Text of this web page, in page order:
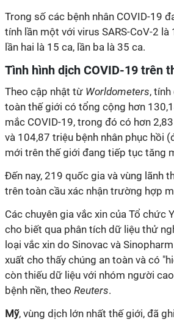
Trong số các bệnh nhân COVID-19
tính lần một với virus SARS-CoV-2
lần hai là 15 ca, lần ba là 35 ca.
Tình hình dịch COVID-19 trên
Theo cập nhật từ Worldometers, tính
toàn thế giới có tổng cộng hơn
mắc COVID-19, trong đó có hơn
và 104,87 triệu bệnh nhân phục hồi
mới trên thế giới đang tiếp tục tăng
Đến nay, 219 quốc gia và vùng lãnh
trên toàn cầu xác nhận trường hợp
Các chuyên gia vắc xin của Tổ chức
cho biết qua phân tích dữ liệu thử
loại vắc xin do Sinovac và
xuất cho thấy chúng an toàn và có
còn thiếu dữ liệu với nhóm người
bệnh nền, theo Reuters.
Mỹ, vùng dịch lớn nhất thế giới, đã